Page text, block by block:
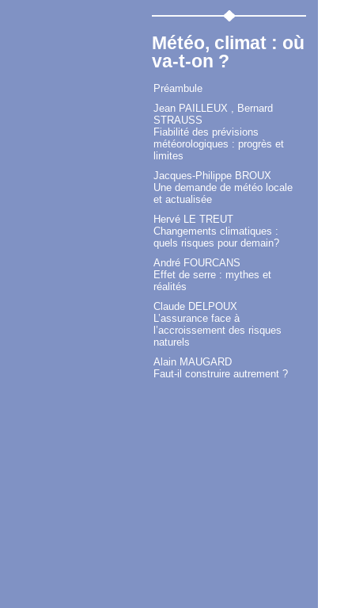
Météo, climat : où
va-t-on ?
Préambule
Jean PAILLEUX , Bernard
STRAUSS
Fiabilité des prévisions
météorologiques : progrès et
limites
Jacques-Philippe BROUX
Une demande de météo locale
et actualisée
Hervé LE TREUT
Changements climatiques :
quels risques pour demain?
André FOURCANS
Effet de serre : mythes et
réalités
Claude DELPOUX
L’assurance face à
l’accroissement des risques
naturels
Alain MAUGARD
Faut-il construire autrement ?